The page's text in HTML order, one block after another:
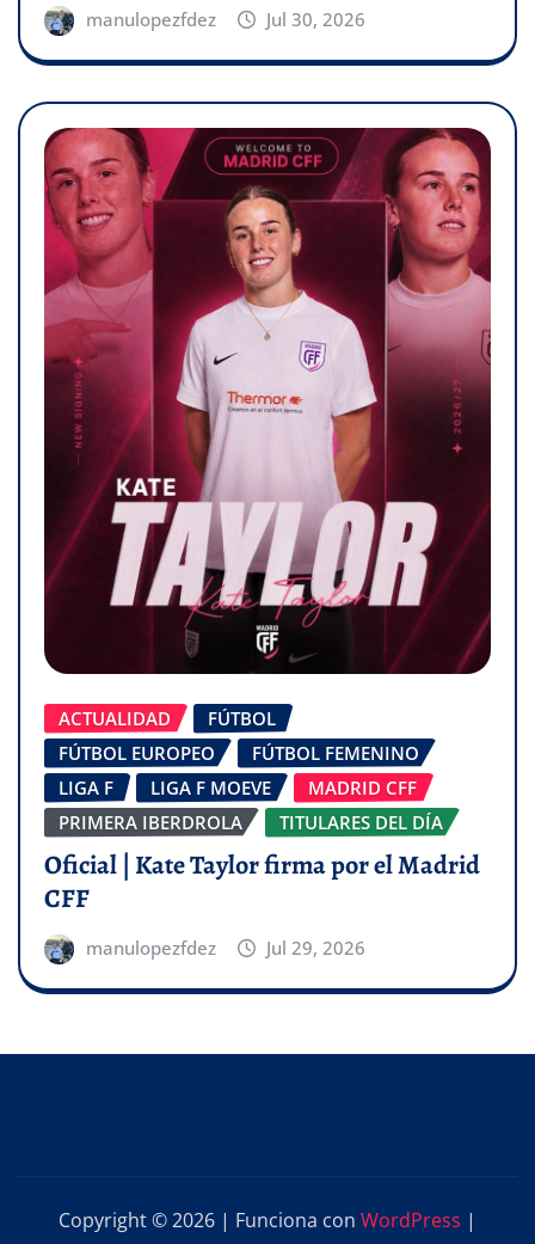
manulopezfdez Jul 30, 2026
ACTUALIDAD
FÚTBOL
FÚTBOL EUROPEO
FÚTBOL FEMENINO
LIGA F
LIGA F MOEVE
MADRID CFF
PRIMERA IBERDROLA
TITULARES DEL DÍA
Oficial | Kate Taylor firma por el Madrid
CFF
manulopezfdez Jul 29, 2026
Copyright © 2026 | Funciona con WordPress |